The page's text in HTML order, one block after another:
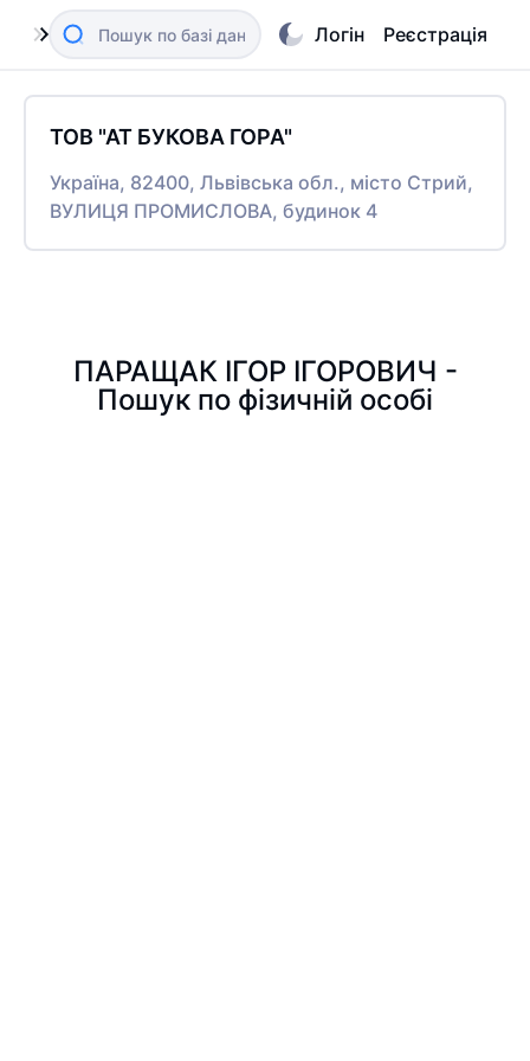
Логін Реєстрація
ТОВ "АТ БУКОВА ГОРА"
Україна, 82400, Львівська обл., місто Стрий,
ВУЛИЦЯ ПРОМИСЛОВА, будинок 4
ПАРАЩАК ІГОР ІГОРОВИЧ -
Пошук по фізичній особі